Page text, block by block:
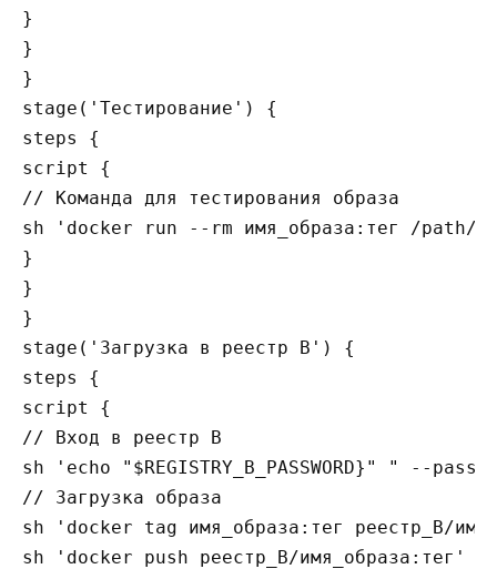
}
}
}
stage('Тестирование') {
steps {
script {
// Команда для тестирования образа
sh 'docker run --rm имя_образа:тег /
}
}
}
stage('Загрузка в реестр B') {
steps {
script {
// Вход в реестр B
sh 'echo "$REGISTRY_B_PASSWORD}" " --
// Загрузка образа
sh 'docker tag имя_образа:тег реестр_B/
sh 'docker push реестр_B/имя_образа:тег'